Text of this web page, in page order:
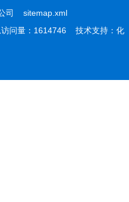
司 sitemap.xml
问量：1614746 技术支持： 化